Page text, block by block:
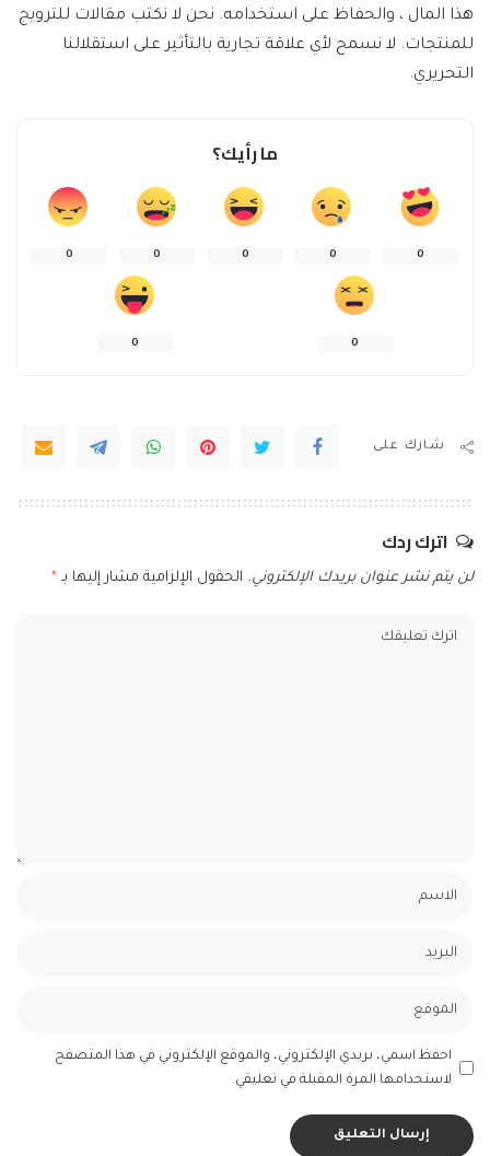
هذا المال ، والحفاظ على استخدامه. نحن لا نكتب مقالات للترويج
للمنتجات. لا نسمح لأي علاقة تجارية بالتأثير على استقلالنا
التحريري.
ما رأيك؟
0
0
0
0
0
0
0
شارك على
اترك ردك
لن يتم نشر عنوان بريدك الإلكتروني. الحقول الإلزامية مشار إليها بـ *
احفظ اسمي، بريدي الإلكتروني، والموقع الإلكتروني في هذا المتصفح
لاستخدامها المرة المقبلة في تعليقي.